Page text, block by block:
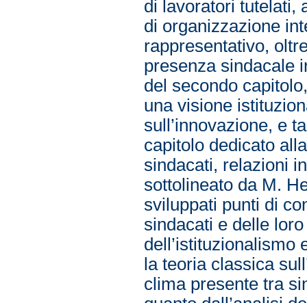
di lavoratori tutelati,
di organizzazione
rappresentativo,
presenza sindacale
del secondo
una visione
sull’innovazione, e
capitolo dedicato
sindacati, relazioni
sottolineato da M.
sviluppati punti di
sindacati e delle
dell’istituzionalismo
la teoria classica
clima presente tra